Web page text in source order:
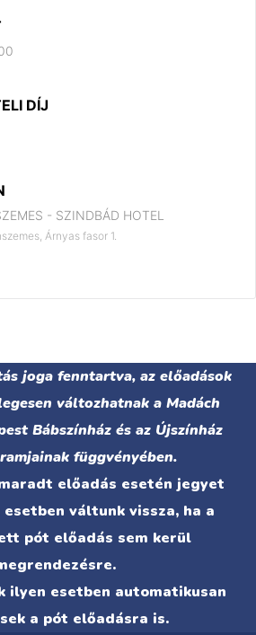
DÍJ
- SZINDBÁD HOTEL
Árnyas fasor 1.
joga fenntartva, az előadások
változhatnak a Madách
Bábszínház és az Újszínház
függvényében.
előadás esetén jegyet
esetben váltunk vissza, ha a
pót előadás sem kerül
ilyen esetben automatikusan
a pót előadásra is.